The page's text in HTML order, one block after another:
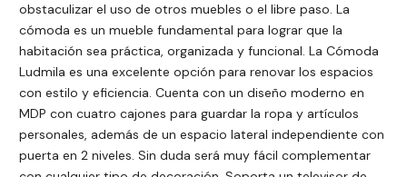
obstaculizar el uso de otros muebles o el libre paso. La
cómoda es un mueble fundamental para lograr que la
habitación sea práctica, organizada y funcional. La Cómoda
Ludmila es una excelente opción para renovar los espacios
con estilo y eficiencia. Cuenta con un diseño moderno en
MDP con cuatro cajones para guardar la ropa y artículos
personales, además de un espacio lateral independiente con
puerta en 2 niveles. Sin duda será muy fácil complementar